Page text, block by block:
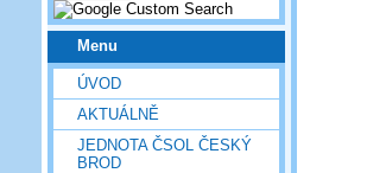
Menu
ÚVOD
AKTUÁLNĚ
JEDNOTA ČSOL ČESKÝ
BROD